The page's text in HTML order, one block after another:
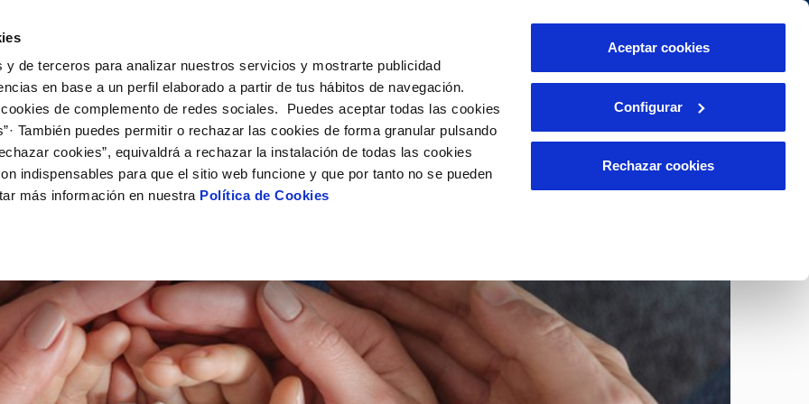
y de terceros para analizar nuestros servicios y mostrarte publicidad
en base a un perfil elaborado a partir de tus hábitos de navegación.
de complemento de redes sociales. Puedes aceptar todas las cookies
También puedes permitir o rechazar las cookies de forma granular pulsando
cookies”, equivaldrá a rechazar la instalación de todas las cookies
indispensables para que el sitio web funcione y que por tanto no se pueden
más información en nuestra Política de Cookies
Aceptar cookies
Configurar
Rechazar cookies
titular
subministrament
MODIFICACIÓ DE DADES
Actualitzar dades bancàries
Actualitzar dades de domicili
INCIDÈNCIES
Comunica anomalies o possibles
VEURE TOTES LES GESTIONS
El Teu Servei
AL CLIENT
contacte
de fuita interior
COMPROMÍS DE SERVEI
Carta de compromisos
Customer Counsel (Defensa del client)
La Teva Aigua
la qualitat de l’aigua
CURA DE L'AIGUA
Consells d’estalvi
Coneix-nos
de gestió i certificats
PERFIL DEL CONTRACTANT
Plataforma de contractació del sector
públic
PORTAL DE TRANSPARÈNCIA
El Nostre Compromís